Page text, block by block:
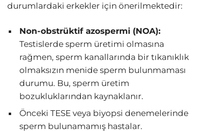
durumlardaki erkekler için önerilmektedir:
Non-obstrüktif azospermi (NOA):
Testislerde sperm üretimi olmasına
rağmen, sperm kanallarında bir tıkanıklık
olmaksızın menide sperm bulunmaması
durumu. Bu, sperm üretim
bozukluklarından kaynaklanır.
Önceki TESE veya biyopsi denemelerinde
sperm bulunamamış hastalar.